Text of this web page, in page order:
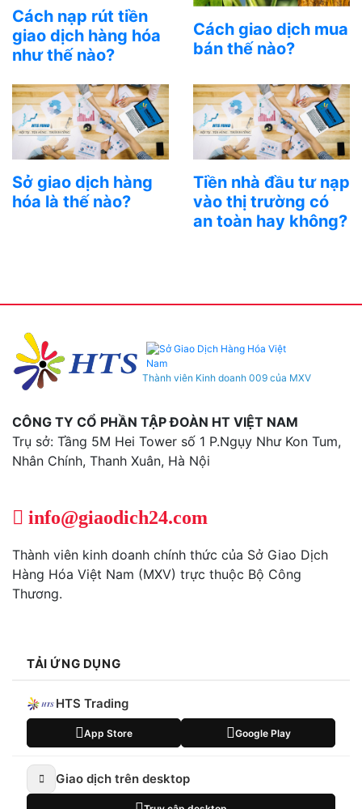
Cách nạp rút tiền
giao dịch hàng hóa
như thế nào?
Cách giao dịch mua
bán thế nào?
Sở giao dịch hàng
hóa là thế nào?
Tiền nhà đầu tư nạp
vào thị trường có
an toàn hay không?
Thành viên Kinh doanh 009 của MXV
CÔNG TY CỔ PHẦN TẬP ĐOÀN HT VIỆT NAM
Trụ sở: Tầng 5M Hei Tower số 1 P.Ngụy Như Kon Tum,
Nhân Chính, Thanh Xuân, Hà Nội
info@giaodich24.com
Thành viên kinh doanh chính thức của Sở Giao Dịch
Hàng Hóa Việt Nam (MXV) trực thuộc Bộ Công
Thương.
TẢI ỨNG DỤNG
HTS Trading
App Store Google Play
Giao dịch trên desktop